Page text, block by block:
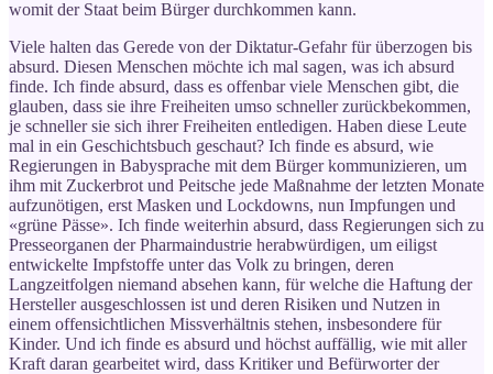
womit der Staat beim Bürger durchkommen kann.
Viele halten das Gerede von der Diktatur-Gefahr für überzogen bis
absurd. Diesen Menschen möchte ich mal sagen, was ich absurd
finde. Ich finde absurd, dass es offenbar viele Menschen gibt, die
glauben, dass sie ihre Freiheiten umso schneller zurückbekommen,
je schneller sie sich ihrer Freiheiten entledigen. Haben diese Leute
mal in ein Geschichtsbuch geschaut? Ich finde es absurd, wie
Regierungen in Babysprache mit dem Bürger kommunizieren, um
ihm mit Zuckerbrot und Peitsche jede Maßnahme der letzten Monate
aufzunötigen, erst Masken und Lockdowns, nun Impfungen und
«grüne Pässe». Ich finde weiterhin absurd, dass Regierungen sich zu
Presseorganen der Pharmaindustrie herabwürdigen, um eiligst
entwickelte Impfstoffe unter das Volk zu bringen, deren
Langzeitfolgen niemand absehen kann, für welche die Haftung der
Hersteller ausgeschlossen ist und deren Risiken und Nutzen in
einem offensichtlichen Missverhältnis stehen, insbesondere für
Kinder. Und ich finde es absurd und höchst auffällig, wie mit aller
Kraft daran gearbeitet wird, dass Kritiker und Befürworter der